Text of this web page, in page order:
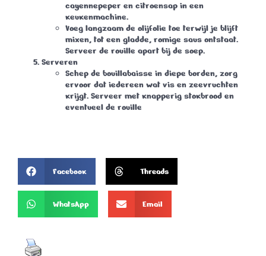
cayennepeper en citroensap in een
keukenmachine.
Voeg langzaam de olijfolie toe terwijl je blijft
mixen, tot een gladde, romige saus ontstaat.
Serveer de rouille apart bij de soep.
Serveren
Schep de bouillabaisse in diepe borden, zorg
ervoor dat iedereen wat vis en zeevruchten
krijgt. Serveer met knapperig stokbrood en
eventueel de rouille
Facebook Threads
WhatsApp Email